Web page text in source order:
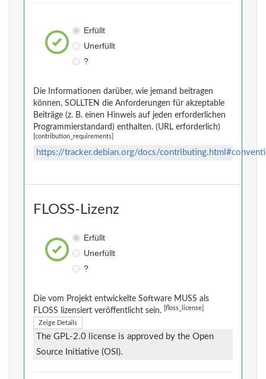
Erfüllt
Unerfüllt
?
Die Informationen darüber, wie jemand beitragen
können, SOLLTEN die Anforderungen für akzeptable
Beiträge (z. B. einen Hinweis auf jeden erforderlichen
Programmierstandard) enthalten. (URL erforderlich)
[contribution_requirements]
https://tracker.debian.org/docs/
FLOSS-Lizenz
Erfüllt
Unerfüllt
?
Die vom Projekt entwickelte Software MUSS als
FLOSS lizensiert veröffentlicht sein.
[floss_license]
Zeige Details
The GPL-2.0 license is approved by the Open
Source Initiative (OSI).